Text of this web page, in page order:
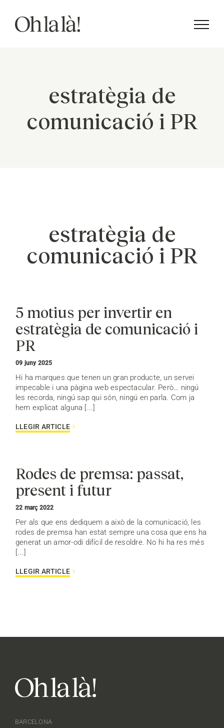
content
estratègia de
comunicació i PR
estratègia de
comunicació i PR
5 motius per invertir en
estratègia de comunicació i
PR
09 juny 2025
Hi ha marques que tenen un gran producte, un servei
impecable i una pàgina web espectacular. Però… ningú
les recorda, ningú sap qui són, ningú en parla. Com ja
hem explicat alguna [...]
LLEGIR ARTICLE
Rodes de premsa: passat,
present i futur
22 març 2022
Per als que ens dediquem a això de la comunicació, les
rodes de premsa han estat sempre una cosa que ens ha
generat un amor-odi difícil de resoldre. No hi ha res més
[...]
LLEGIR ARTICLE
BARCELONA